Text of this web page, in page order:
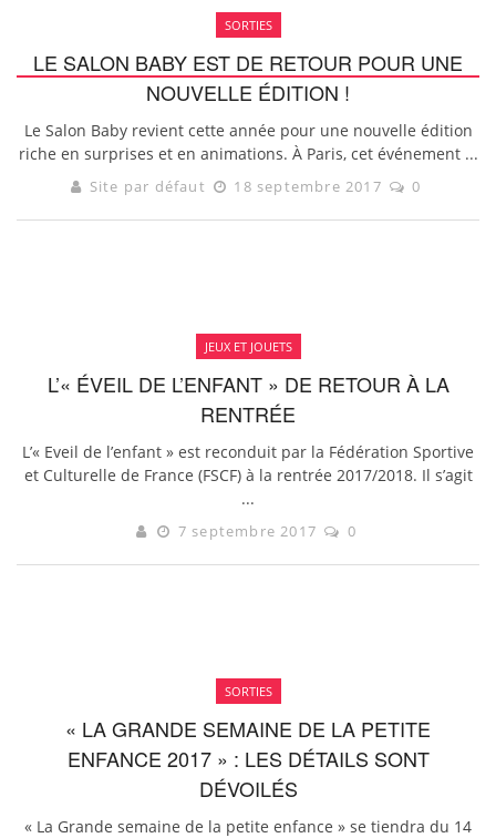
SORTIES
LE SALON BABY EST DE RETOUR POUR UNE
NOUVELLE ÉDITION !
Le Salon Baby revient cette année pour une nouvelle édition
riche en surprises et en animations. À Paris, cet événement ...
Site par défaut 18 septembre 2017 0
JEUX ET JOUETS
L’« ÉVEIL DE L’ENFANT » DE RETOUR À LA
RENTRÉE
L’« Eveil de l’enfant » est reconduit par la Fédération Sportive
et Culturelle de France (FSCF) à la rentrée 2017/2018. Il s’agit
...
7 septembre 2017 0
SORTIES
« LA GRANDE SEMAINE DE LA PETITE
ENFANCE 2017 » : LES DÉTAILS SONT
DÉVOILÉS
« La Grande semaine de la petite enfance » se tiendra du 14